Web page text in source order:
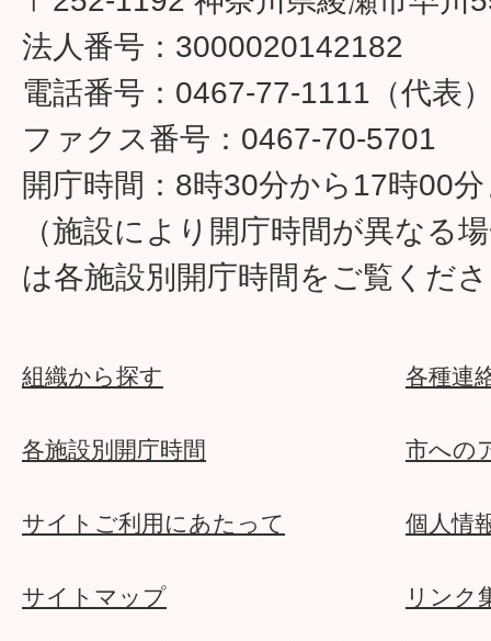
法人番号：3000020142182
電話番号：0467-77-1111（代表
ファクス番号：0467-70-5701
開庁時間：8時30分から17時00
（施設により開庁時間が異なる
は各施設別開庁時間をご覧くだ
組織から探す 各種連
各施設別開庁時間 市への
サイトご利用にあたって 個人情
サイトマップ リンク